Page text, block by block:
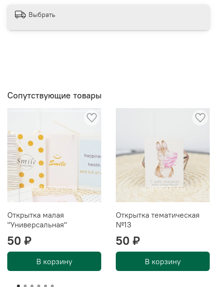
Выбрать
Сопутствующие товары
Открытка малая
"Универсальная"
50 ₽
В корзину
Открытка тематическая
№13
50 ₽
В корзину